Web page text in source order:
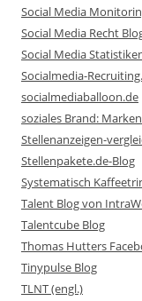
Social Media
Social Media Recht
Social Media
Socialmedia-
socialmediaballoon.de
soziales Brand: Marken
Stellenanzeigen-
Stellenpakete.de-Blog
Systematisch
Talent Blog von
Talentcube Blog
Thomas Hutters
Tinypulse Blog
TLNT (engl.)